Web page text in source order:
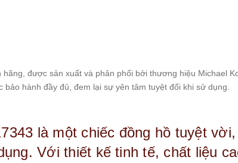
được sản xuất và phân phối bởi thương hiệu Michael
hành đầy đủ, đem lại sự yên tâm tuyệt đối khi sử dụng.
là một chiếc đồng hồ tuyệt
Với thiết kế tinh tế, chất liệu